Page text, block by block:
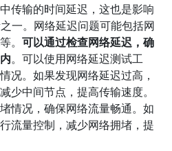
传输的时间延迟，这也是影响
一。网络延迟问题可能包括网
。可以通过检查网络延迟，确
。可以使用网络延迟测试工
况。如果发现网络延迟过高，
少中间节点，提高传输速度。
情况，确保网络流量畅通。如
流量控制，减少网络拥堵，提